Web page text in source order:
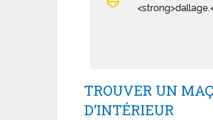
TROUVER UN
D’INTÉRIEUR